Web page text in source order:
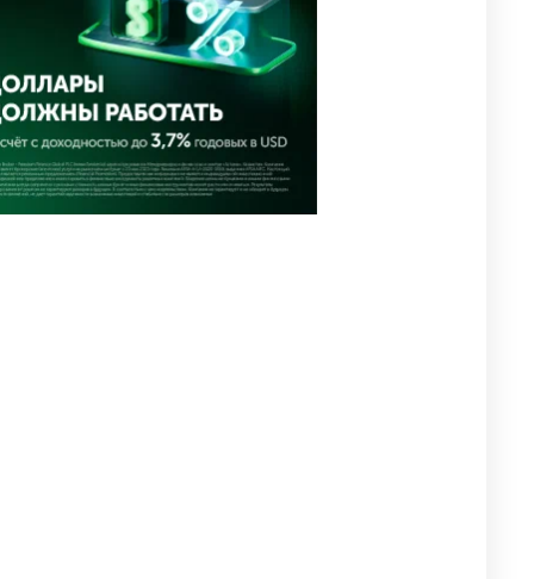
⚠️ Доброе утро, друзья!
Предлагаем обзор главных
новостей за 4 августа
2711 0 1
5
🗣Глава государства
направил телеграмму
соболезнования родным и